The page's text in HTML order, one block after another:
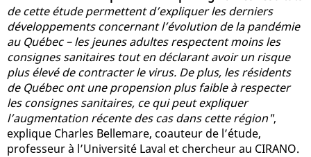
de cette étude permettent d’expliquer les derniers
développements concernant l’évolution de la pandémie
au Québec – les jeunes adultes respectent moins les
consignes sanitaires tout en déclarant avoir un risque
plus élevé de contracter le virus. De plus, les résidents
de Québec ont une propension plus faible à respecter
les consignes sanitaires, ce qui peut expliquer
l’augmentation récente des cas dans cette région",
explique Charles Bellemare, coauteur de l’étude,
professeur à l’Université Laval et chercheur au CIRANO.